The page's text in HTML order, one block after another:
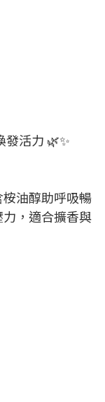
活力 🌿✨
油醇助呼吸暢
，適合擴香與